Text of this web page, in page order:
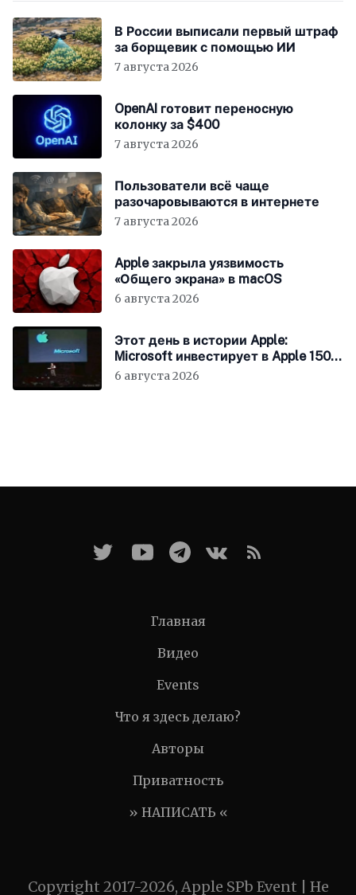
В России выписали первый штраф
за борщевик с помощью ИИ
7 августа 2026
OpenAI готовит переносную
колонку за $400
7 августа 2026
Пользователи всё чаще
разочаровываются в интернете
7 августа 2026
Apple закрыла уязвимость
«Общего экрана» в macOS
6 августа 2026
Этот день в истории Apple:
Microsoft инвестирует в Apple 150
миллионов долларов
6 августа 2026
Главная
Видео
Events
Что я здесь делаю?
Авторы
Приватность
» НАПИСАТЬ «
Copyright 2017-2026, Apple SPb Event | Не